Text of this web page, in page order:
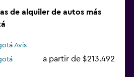
de alquiler de autos más
Avis
a partir de $213.492